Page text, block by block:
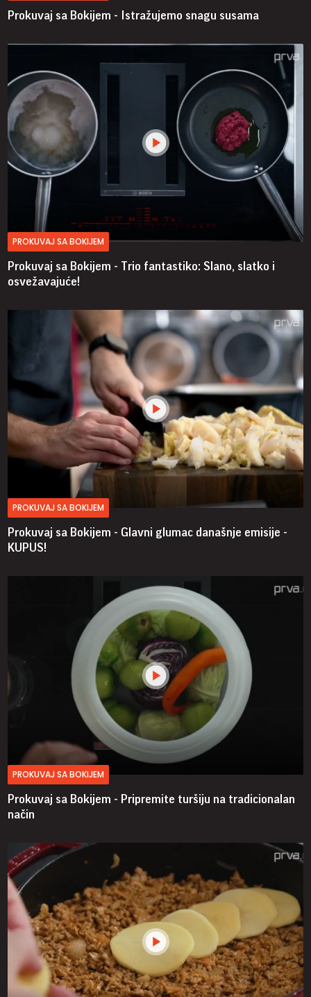
Prokuvaj sa Bokijem - Istražujemo snagu susama
PROKUVAJ SA BOKIJEM
Prokuvaj sa Bokijem - Trio fantastiko: Slano, slatko i
osvežavajuće!
PROKUVAJ SA BOKIJEM
Prokuvaj sa Bokijem - Glavni glumac današnje emisije -
KUPUS!
PROKUVAJ SA BOKIJEM
Prokuvaj sa Bokijem - Pripremite turšiju na tradicionalan
način